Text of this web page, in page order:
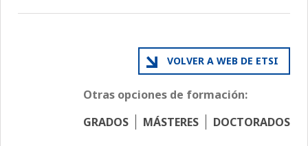
VOLVER A WEB DE ETSI
Otras opciones de formación:
GRADOS
MÁSTERES DOCTORADOS